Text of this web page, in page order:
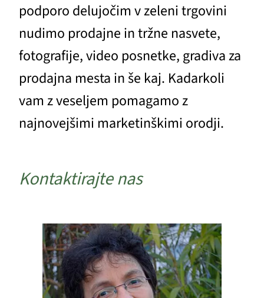
podporo delujočim v zeleni trgovini
nudimo prodajne in tržne nasvete,
fotografije, video posnetke, gradiva za
prodajna mesta in še kaj. Kadarkoli
vam z veseljem pomagamo z
najnovejšimi marketinškimi orodji.
Kontaktirajte nas